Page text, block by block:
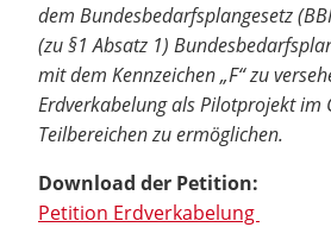
dem Bundesbedarfsplangesetz
(zu §1 Absatz 1)
mit dem Kennzeichen „F“ zu
Erdverkabelung als Pilotprojekt im
Teilbereichen zu ermöglichen.
Download der Petition:
Petition Erdverkabelung